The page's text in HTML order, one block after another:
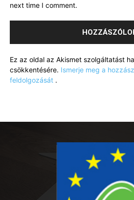
next time I comment.
Ez az oldal az Akismet szolgáltatást
csökkentésére. Ismerje meg a
feldolgozását .